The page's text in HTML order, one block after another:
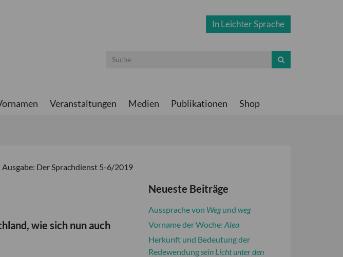
In Leichter Sprache
Veranstaltungen Medien Publikationen Shop
Ausgabe: Der Sprachdienst 5-6/2019
wie sich nun auch
Neueste Beiträge
Aussprache von Wegund weg
Vorname der Woche: Alea
Herkunft und Bedeutung der
Redewendungsein Licht unter den